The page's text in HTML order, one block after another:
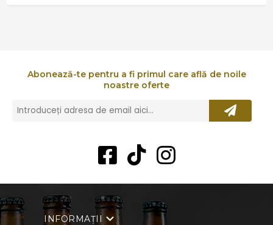
Abonează-te pentru a fi primul care află de noile
noastre oferte
INFORMAȚII